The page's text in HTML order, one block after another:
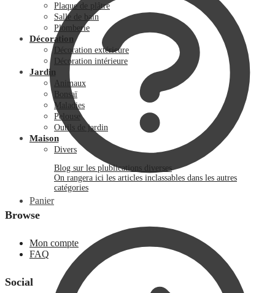
Panier
Plaque de plâtre
Salle de bain
Plomberie
Décoration
Décoration extérieure
Décoration intérieure
Jardin
Animaux
Bonsaï
Maladies
Pelouse
Outils de jardin
Maison
Divers
Blog sur les plublications diverses
On rangera ici les articles inclassables dans les autres
catégories
Browse
Mon compte
FAQ
Social